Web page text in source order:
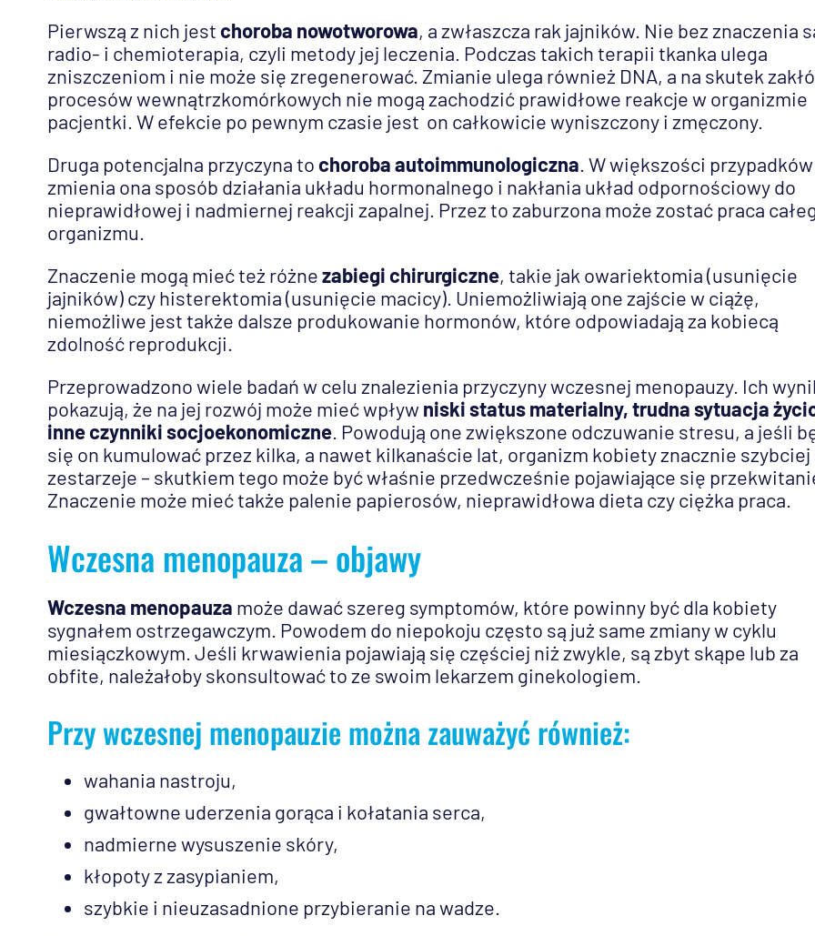
Pierwszą z nich jestchoroba nowotworowa, a zwłaszcza rak jajników. Nie bez znaczenia
radio- i chemioterapia, czyli metody jej leczenia. Podczas takich terapii tkanka ulega
zniszczeniom i nie może się zregenerować. Zmianie ulega również DNA, a na skutek
procesów wewnątrzkomórkowych nie mogą zachodzić prawidłowe reakcje w organizmie
pacjentki. W efekcie po pewnym czasie jest on całkowicie wyniszczony i zmęczony.
Druga potencjalna przyczyna tochoroba autoimmunologiczna . W większości przypadków
zmienia ona sposób działania układu hormonalnego i nakłania układ odpornościowy do
nieprawidłowej i nadmiernej reakcji zapalnej. Przez to zaburzona może zostać praca
organizmu.
Znaczenie mogą mieć też różnezabiegi chirurgiczne, takie jak owariektomia (usunięcie
jajników) czy histerektomia (usunięcie macicy). Uniemożliwiają one zajście w ciążę,
niemożliwe jest także dalsze produkowanie hormonów, które odpowiadają za kobiecą
zdolność reprodukcji.
Przeprowadzono wiele badań w celu znalezienia przyczyny wczesnej menopauzy. Ich
pokazują, że na jej rozwój może mieć wpływ niski status materialny,trudna sytuacja
inne czynniki socjoekonomiczne . Powodują one zwiększone odczuwanie stresu, a jeśli
się on kumulować przez kilka, a nawet kilkanaście lat, organizm kobiety znacznie szybciej
zestarzeje – skutkiem tego może być właśnie przedwcześnie pojawiające się
Znaczenie może mieć także palenie papierosów, nieprawidłowa dieta czy ciężka praca.
Wczesna menopauza – objawy
Wczesna menopauza może dawać szereg symptomów, które powinny być dla kobiety
sygnałem ostrzegawczym. Powodem do niepokoju często są już same zmiany w cyklu
miesiączkowym. Jeśli krwawienia pojawiają się częściej niż zwykle, są zbyt skąpe lub za
obfite, należałoby skonsultować to ze swoim lekarzem ginekologiem.
Przy wczesnej menopauzie można zauważyć również:
wahania nastroju,
gwałtowne uderzenia gorąca i kołatania serca,
nadmierne wysuszenie skóry,
kłopoty z zasypianiem,
szybkie i nieuzasadnione przybieranie na wadze.